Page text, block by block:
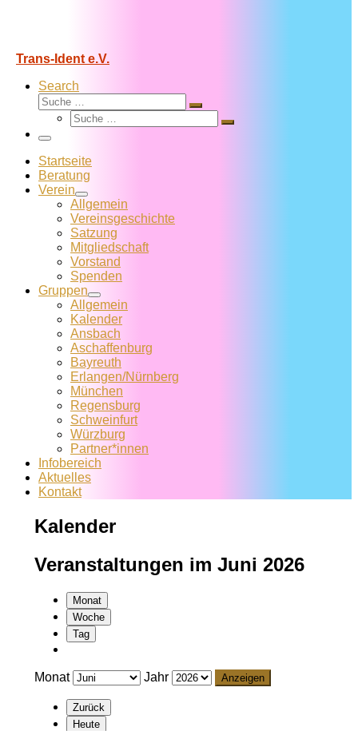
Trans-Ident e.V.
Search
Suche
Suche
Suche
Suche
Menü
Startseite
Beratung
Verein
Allgemein
Vereins­geschichte
Satzung
Mitglied­schaft
Vorstand
Spenden
Gruppen
Allgemein
Kalender
Ansbach
Aschaffenburg
Bayreuth
Erlangen/Nürnberg
München
Regensburg
Schweinfurt
Würzburg
Partner*innen
Infobereich
Aktuelles
Kontakt
Kalender
Veranstaltungen im Juni 2026
Monat
Woche
Tag
Monat Jahr
Zurück
Heute